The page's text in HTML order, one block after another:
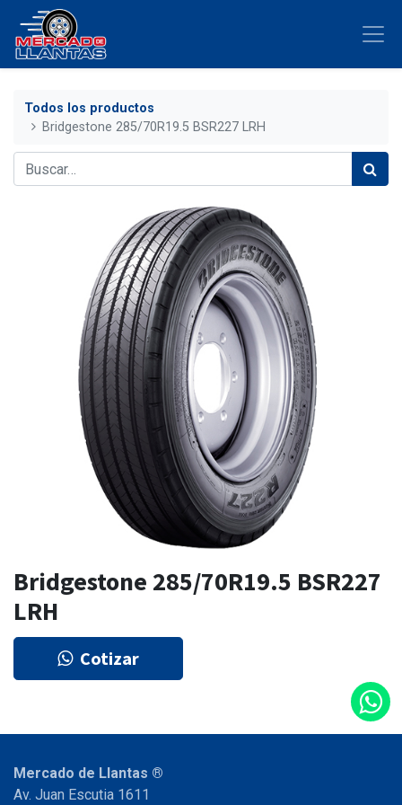
Todos los productos
Bridgestone 285/70R19.5 BSR227 LRH
Bridgestone 285/70R19.5 BSR227
LRH
Cotizar
Mercado de Llantas ®
Av. Juan Escutia 1611